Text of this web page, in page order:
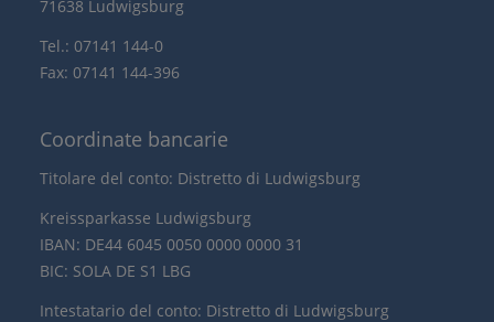
71638 Ludwigsburg
Tel.: 07141 144-0
Fax: 07141 144-396
Coordinate bancarie
Titolare del conto: Distretto di Ludwigsburg
Kreissparkasse Ludwigsburg
IBAN: DE44 6045 0050 0000 0000 31
BIC: SOLA DE S1 LBG
Intestatario del conto: Distretto di Ludwigsburg